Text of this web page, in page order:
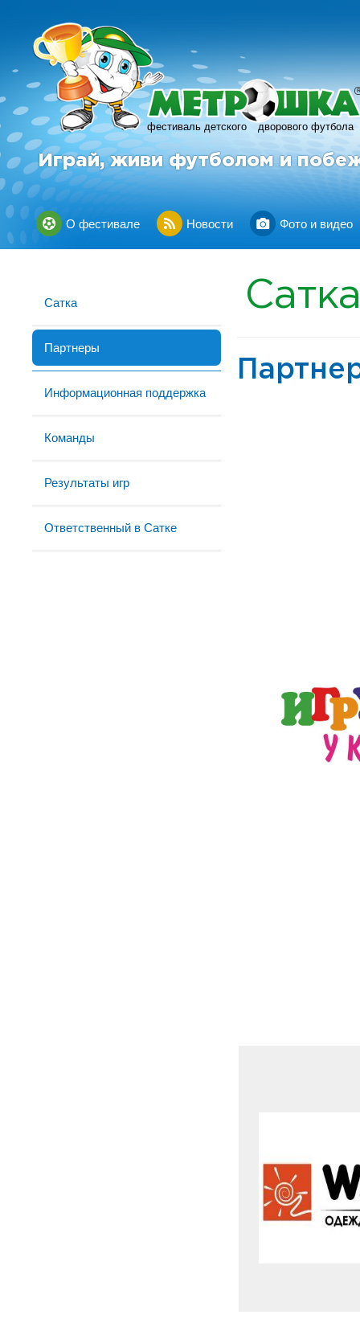
фестиваль детского дворового футбола
R
Играй, живи футболом и
О фестивале Новости Фото и видео
Сатка
Партнеры
Информационная поддержка
Команды
Результаты игр
Ответственный в Сатке